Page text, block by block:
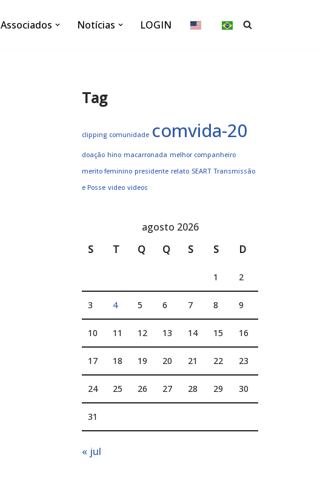
Notícias LOGIN
Tag
clipping comunidade comvida-20
doação hino macarronada melhor companheiro
merito feminino presidente relato SEART Transmissão
e Posse video videos
agosto 2026
S
T Q Q S S D
1 2
3 4 5 6 7 8 9
10 11 12 13 14 15 16
17 18 19 20 21 22 23
24 25 26 27 28 29 30
31
« jul